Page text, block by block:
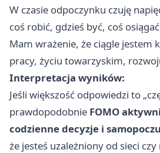
W czasie odpoczynku czuję
coś robić, gdzieś być, coś
Mam wrażenie, że ciągle jestem
pracy, życiu towarzyskim,
Interpretacja wyników:
Jeśli większość odpowiedzi to
prawdopodobnie FOMO
codzienne decyzje i
że jesteś uzależniony od sieci